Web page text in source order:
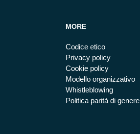
MORE
Codice etico
Privacy policy
Cookie policy
Modello organizzativo
Whistleblowing
Politica parità di genere